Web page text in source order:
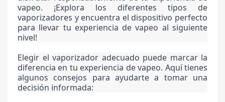
vapeo. ¡Explora los diferentes tipos de
vaporizadores y encuentra el dispositivo perfecto
para llevar tu experiencia de vapeo al siguiente
nivel!
Elegir el vaporizador adecuado puede marcar la
diferencia en tu experiencia de vapeo. Aquí tienes
algunos consejos para ayudarte a tomar una
decisión informada: